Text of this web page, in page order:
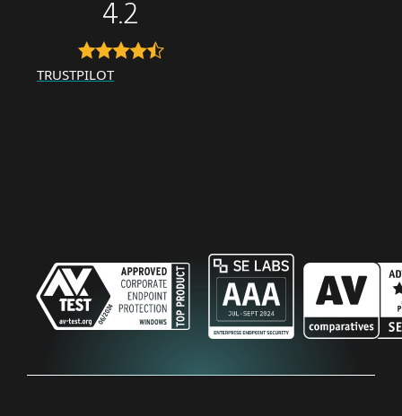
4.2
TRUSTPILOT